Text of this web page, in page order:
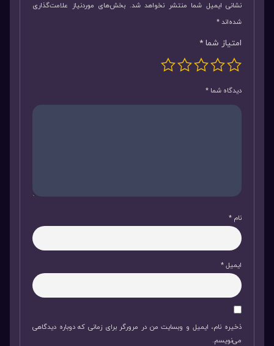
نشانی ایمیل شما منتشر نخواهد شد. بخش‌های موردنیاز علامت‌گذاری
شده‌اند*
امتیاز شما *
دیدگاه شما *
نام *
ایمیل*
ذخیره نام، ایمیل و وبسایت من در مرورگر برای زمانی که دوباره دیدگاهی
می‌نویسم.